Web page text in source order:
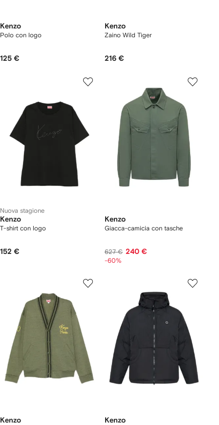
Kenzo
Polo con logo
125 €
Kenzo
Zaino Wild Tiger
216 €
Nuova stagione
Kenzo
T-shirt con logo
152 €
Kenzo
Giacca-camicia con tasche
627 € 240 €
-60%
Kenzo Kenzo